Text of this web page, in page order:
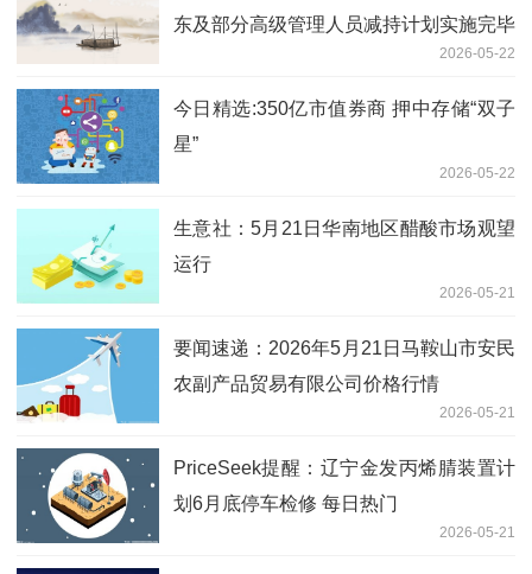
东及部分高级管理人员减持计划实施完毕
2026-05-22
今日精选:350亿市值券商 押中存储“双子
星”
2026-05-22
生意社：5月21日华南地区醋酸市场观望
运行
2026-05-21
要闻速递：2026年5月21日马鞍山市安民
农副产品贸易有限公司价格行情
2026-05-21
PriceSeek提醒：辽宁金发丙烯腈装置计
划6月底停车检修 每日热门
2026-05-21